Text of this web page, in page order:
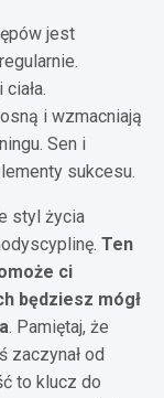
jest
i wzmacniają
Sen i
sukcesu.
styl życia
Ten
ci
będziesz mógł
. Pamiętaj, że
od
to klucz do